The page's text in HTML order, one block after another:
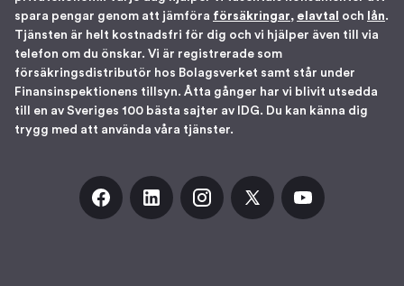
spara pengar genom att jämföra försäkringar, elavtal och lån.
Tjänsten är helt kostnadsfri för dig och vi hjälper även till via
telefon om du önskar. Vi är registrerade som
försäkringsdistributör hos Bolagsverket samt står under
Finansinspektionens tillsyn. Åtta gånger har vi blivit utsedda
till en av Sveriges 100 bästa sajter av IDG. Du kan känna dig
trygg med att använda våra tjänster.